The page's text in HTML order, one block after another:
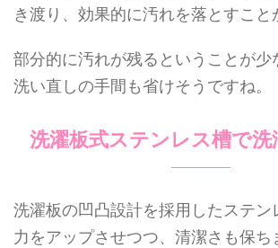
き渡り、効果的に汚れを落とすこと
部分的に汚れが残るということが少
洗い直しの手間も省けそうですね。
洗濯板式ステンレス槽で洗
洗濯板の凹凸設計を採用したステ
力をアップさせつつ、清潔さも保ち